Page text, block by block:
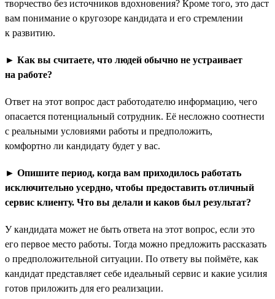
творчество без источников вдохновения? Кроме того, это даст
вам понимание о кругозоре кандидата и его стремлении
к развитию.
► Как вы считаете, что людей обычно не устраивает
на работе?
Ответ на этот вопрос даст работодателю информацию, чего
опасается потенциальный сотрудник. Её несложно соотнести
с реальными условиями работы и предположить,
комфортно ли кандидату будет у вас.
► Опишите период, когда вам приходилось работать
исключительно усердно, чтобы предоставить отличный
сервис клиенту. Что вы делали и каков был результат?
У кандидата может не быть ответа на этот вопрос, если это
его первое место работы. Тогда можно предложить рассказать
о предположительной ситуации. По ответу вы поймёте, как
кандидат представляет себе идеальный сервис и какие усилия
готов приложить для его реализации.